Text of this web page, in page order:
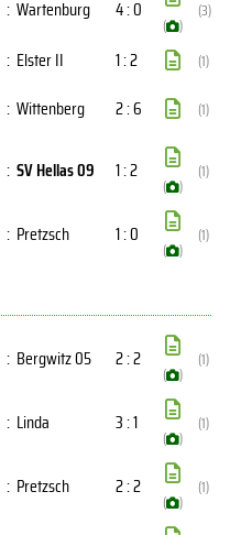
: Wartenburg 4 : 0
( )
(3)
: Elster II 1 : 2 (1)
: Wittenberg 2 : 6 (1)
: SV Hellas 09 1 : 2
( )
(1)
: Pretzsch 1 : 0
( )
(1)
: Bergwitz 05 2 : 2
( )
(1)
: Linda 3 : 1
( )
(1)
: Pretzsch 2 : 2
( )
(1)